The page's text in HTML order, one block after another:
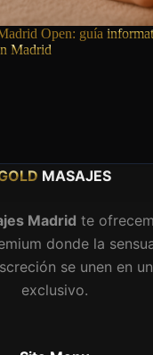
Open: guía
Madrid
MASAJES
Madrid te
donde la
se unen en
exclusivo.